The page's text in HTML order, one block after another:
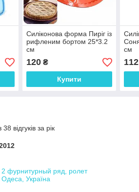
Силіконова форма Пиріг із
рифленим бортом 25*3.2
см
120₴
Купити
см
відгуків за рік
фурнитурный ряд, ролет
Україна